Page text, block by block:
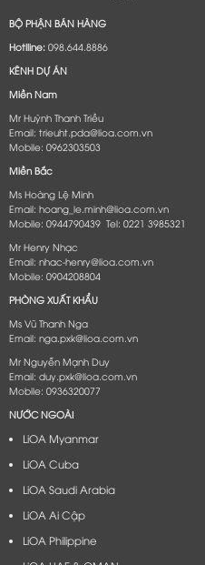
BỘ PHẬN BÁN HÀNG
Hotlline:098.644.8886
KÊNH DỰ ÁN
Miền Nam
Mr Huỳnh Thanh Triều
Email: trieuht.pda@lioa.com.vn
Mobile: 0962303503
Miền Bắc
Ms Hoàng Lệ Minh
Email: hoang_le.minh@lioa.com.vn
Mobile: 0944790439 Tel: 0221 3985321
Mr Henry Nhạc
Email: nhac-henry@lioa.com.vn
Mobile: 0904208804
PHÒNG XUẤT KHẨU
Ms Vũ Thanh Nga
Email: nga.pxk@lioa.com.vn
Mr Nguyễn Mạnh Duy
Email: duy.pxk@lioa.com.vn
Mobile: 0936320077
NƯỚC NGOÀI
LiOA Myanmar
LiOA Cuba
LiOA Saudi Arabia
LiOA Ai Cập
LiOA Philippine